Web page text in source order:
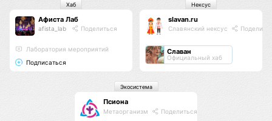
Афиста Лаб
afista_lab Поделиться
Лаборатория мероприятий
Подписаться
Хаб
slavan.ru
Славянский нексус
Славан
Официальный хаб
Нексус
Псиона
Метаорганизм Поделиться
Экосистема